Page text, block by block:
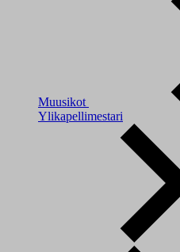
Muusikot
Ylikapellimestari